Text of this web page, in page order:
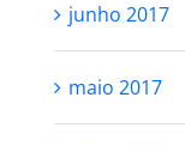
junho 2017
maio 2017